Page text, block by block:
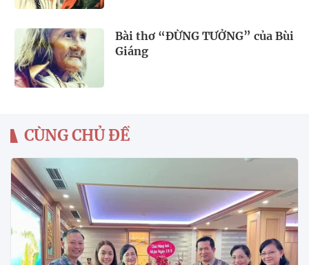
Bài thơ “ĐỪNG TƯỞNG” của Bùi
Giáng
CÙNG CHỦ ĐỀ